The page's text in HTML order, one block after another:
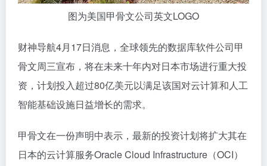
图为美国甲骨文公司英文LOGO
财神导航4月17日消息，全球领先的数据库软件公司甲
骨文周三宣布，将在未来十年内对日本市场进行重大投
资，计划投入超过80亿美元以满足该国对云计算和人工
智能基础设施日益增长的需求。
甲骨文在一份声明中表示，最新的投资计划将扩大其在
日本的云计算服务Oracle Cloud Infrastructure（OCI）